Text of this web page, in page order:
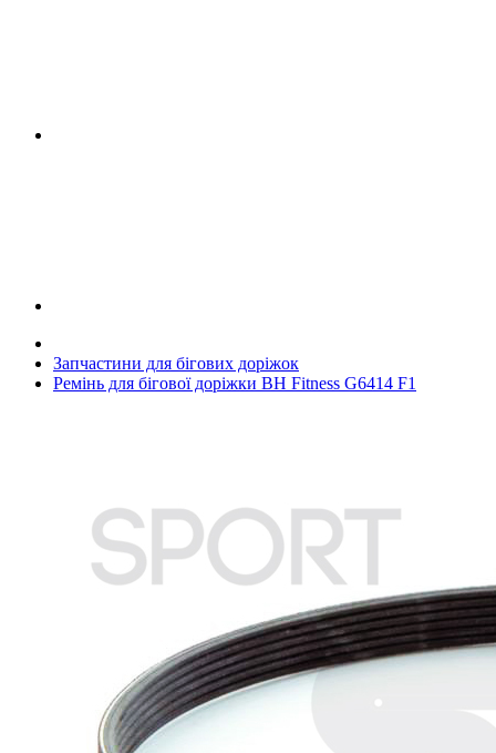
Запчастини для бігових доріжок
Ремінь для бігової доріжки BH Fitness G6414 F1